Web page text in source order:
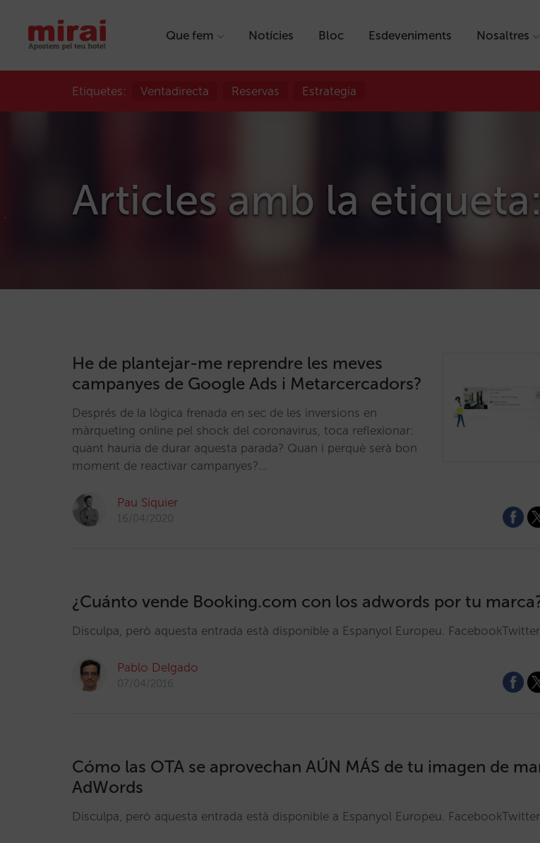
Que fem Notícies Bloc Esdeveniments Nosaltres
Etiquetes: Ventadirecta Reservas Estrategia
Articles amb la
He de plantejar-me reprendre les meves
campanyes de Google Ads i Metarcercadors?
Després de la lògica frenada en sec de les inversions en
màrqueting online pel shock del coronavirus, toca reflexionar:
quant hauria de durar aquesta parada? Quan i perquè serà bon
moment de reactivar campanyes?…
Pau Siquier
16/04/2020
¿Cuánto vende Booking.com con los adwords por tu
Disculpa, però aquesta entrada està disponible a Espanyol Europeu.
Pablo Delgado
07/04/2016
Cómo las OTA se aprovechan AÚN MÁS de tu imagen de
AdWords
Disculpa, però aquesta entrada està disponible a Espanyol Europeu.